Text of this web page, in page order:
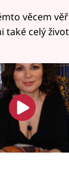
věcem
také celý